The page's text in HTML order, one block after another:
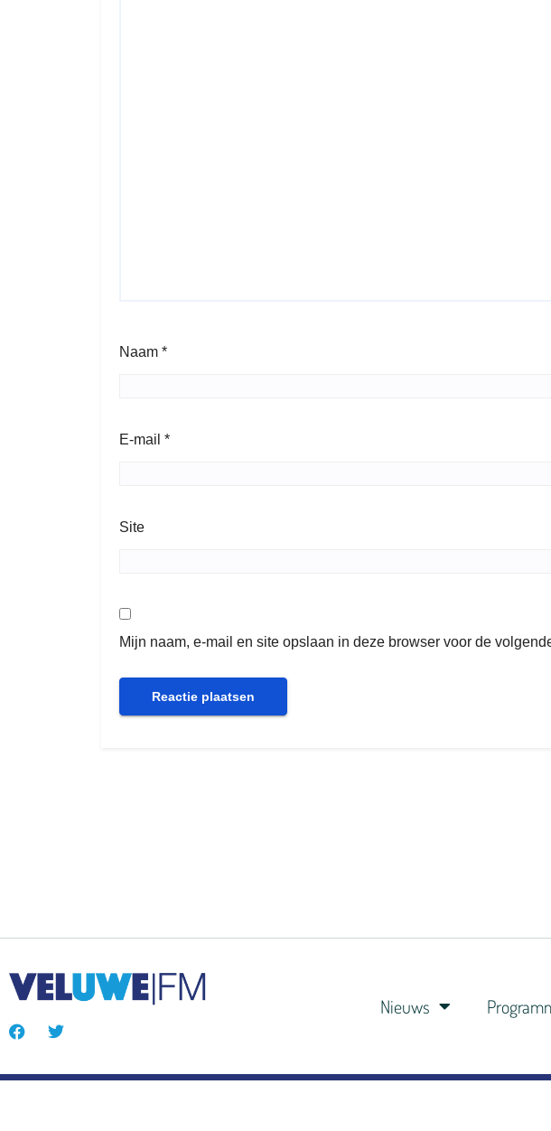
Naam *
E-mail *
Site
Mijn naam, e-mail en site opslaan in deze browser voor de
Nieuws